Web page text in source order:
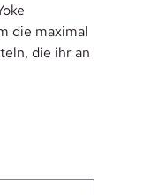
die maximal
die ihr an